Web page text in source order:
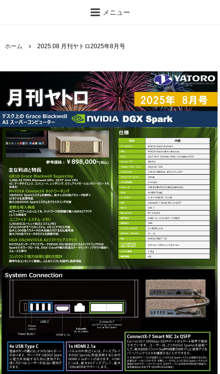
メニュー
ホーム 2025.08 月刊ヤトロ2025年8月号